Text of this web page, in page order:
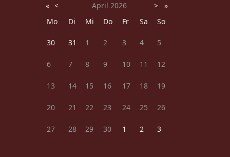
« < April 2026 >
»
Mo
Di Mi Do Fr Sa So
30 31 1 2 3 4 5
6 7 8 9 10 11 12
13 14 15 16 17 18 19
20 21 22 23 24 25 26
27 28 29 30 1 2 3